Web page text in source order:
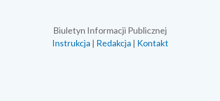
Biuletyn Informacji Publicznej
Instrukcja | Redakcja | Kontakt